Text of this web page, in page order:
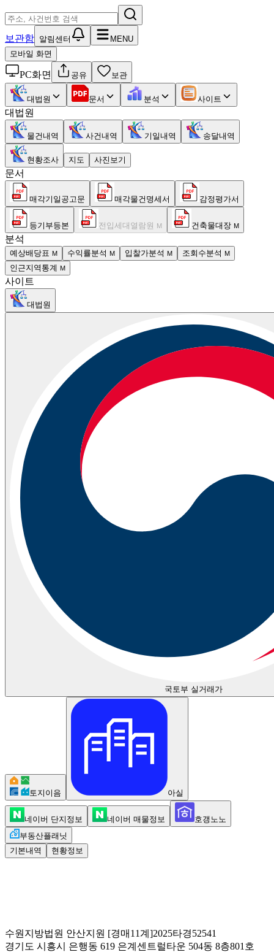
보관함 알림센터
MENU
모바일 화면
PC화면 공유 보관
대법원 문서 분석 사이트
대법원
물건내역 사건내역 기일내역 송달내역
현황조사 지도 사진보기
문서
매각기일공고문 매각물건명세서 감정평가서
등기부등본 전입세대열람원 M 건축물대장 M
분석
예상배당표 M 수익률분석 M 입찰가분석 M 조회수분석 M
인근지역통계 M
사이트
대법원
국토부 실거래가
토지이음 아실
네이버 단지정보 네이버 매물정보
호갱노노
부동산플래닛
기본내역
현황정보
수원지방법원 안산지원 [경매11계]2025타경52541
경기도 시흥시 은행동 619 은계센트럴타운 504동 8층801호